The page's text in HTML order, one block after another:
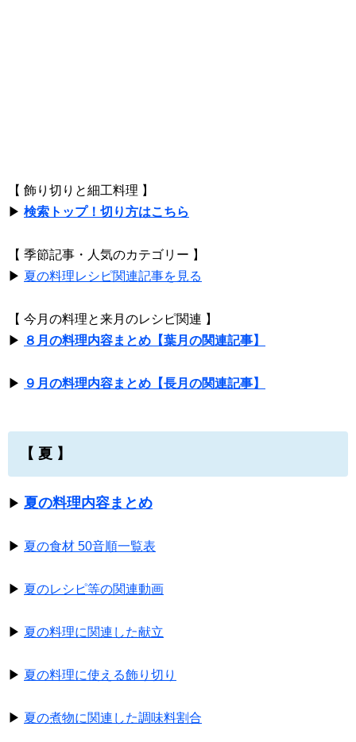
【 飾り切りと細工料理 】
▶ 検索トップ！切り方はこちら
【 季節記事・人気のカテゴリー 】
▶ 夏の料理レシピ関連記事を見る
【 今月の料理と来月のレシピ関連 】
▶ ８月の料理内容まとめ【葉月の関連記事】
▶ ９月の料理内容まとめ【長月の関連記事】
【 夏 】
▶ 夏の料理内容まとめ
▶ 夏の食材 50音順一覧表
▶ 夏のレシピ等の関連動画
▶ 夏の料理に関連した献立
▶ 夏の料理に使える飾り切り
▶ 夏の煮物に関連した調味料割合